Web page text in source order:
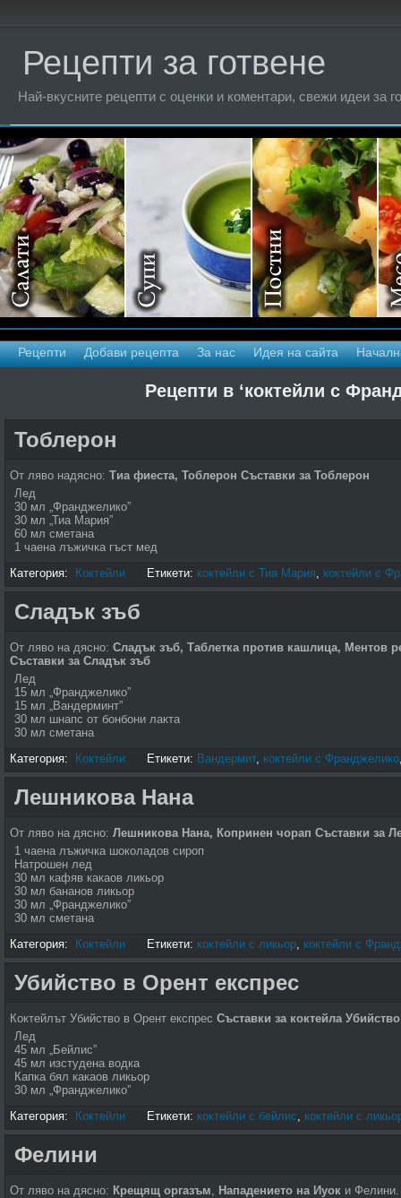
Рецепти за готвене
Най-вкусните рецепти с оценки и коментари, свежи идеи за
Рецепти Добави рецепта За нас Идея на сайта
Рецепти в ‘коктейли с
Тоблерон
От ляво надясно: Тиа фиеста, Тоблерон Съставки за Тоблерон
Лед
30 мл „Франджелико”
30 мл „Тиа Мария”
60 мл сметана
1 чаена лъжичка гъст мед
Категория:
Коктейли Етикети: коктейли с Тиа Мария, коктейли с
Сладък зъб
От ляво на дясно: Сладък зъб, Таблетка против кашлица, Ментов
Съставки за Сладък зъб
Лед
15 мл „Франджелико”
15 мл „Вандерминт”
30 мл шнапс от бонбони лакта
30 мл сметана
Категория:
Коктейли Етикети: Вандермит, коктейли с Франджелико
Лешникова Нана
От ляво на дясно: Лешникова Нана, Копринен чорап Съставки за
1 чаена лъжичка шоколадов сироп
Натрошен лед
30 мл кафяв какаов ликьор
30 мл бананов ликьор
30 мл „Франджелико”
30 мл сметана
Категория:
Коктейли Етикети: коктейли с ликьор, коктейли с
Убийство в Орент експрес
Коктейлът Убийство в Орент експрес Съставки за коктейла
Лед
45 мл „Бейлис”
45 мл изстудена водка
Капка бял какаов ликьор
30 мл „Франджелико”
Категория:
Коктейли Етикети: коктейли с бейлис, коктейли с
Фелини
От ляво на дясно: Крещящ оргазъм, Нападението на Иуок и